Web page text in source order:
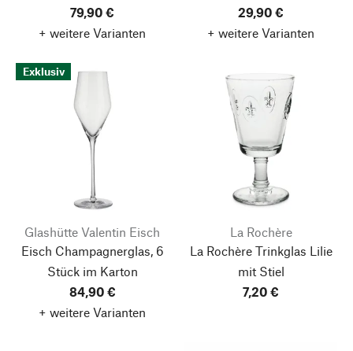
79,90 €
+ weitere Varianten
29,90 €
+ weitere Varianten
Exklusiv
Glashütte Valentin Eisch
Eisch Champagnerglas, 6
Stück im Karton
84,90 €
+ weitere Varianten
La Rochère
La Rochère Trinkglas Lilie
mit Stiel
7,20 €